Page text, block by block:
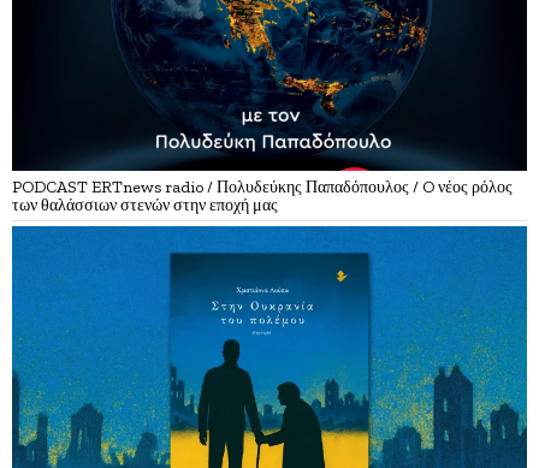
PODCAST ERTnews radio / Πολυδεύκης Παπαδόπουλος / O νέος ρόλος
των θαλάσσιων στενών στην εποχή μας